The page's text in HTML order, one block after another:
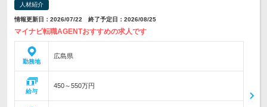
人材紹介
情報更新日：2026/07/22 終了予定日：2026/08/25
マイナビ転職AGENTおすすめの求人です
勤務地
広島県
給与
450～550万円